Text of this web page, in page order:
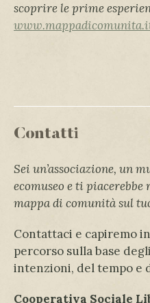
scoprire le prime
Contatti
Sei un’associazione, un
ecomuseo e ti
mappa di comunità sul
Contattaci e capiremo
percorso sulla base
intenzioni, del tempo e
Cooperativa Sociale